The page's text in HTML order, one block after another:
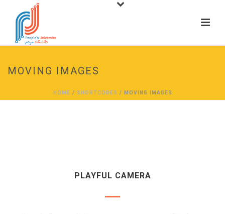
MOVING IMAGES
HOME / SHORTCODES / MOVING IMAGES
PLAYFUL CAMERA